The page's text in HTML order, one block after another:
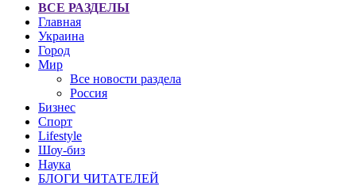
ВСЕ РАЗДЕЛЫ
Главная
Украина
Город
Мир
Все новости раздела
Россия
Бизнес
Спорт
Lifestyle
Шоу-биз
Наука
БЛОГИ ЧИТАТЕЛЕЙ